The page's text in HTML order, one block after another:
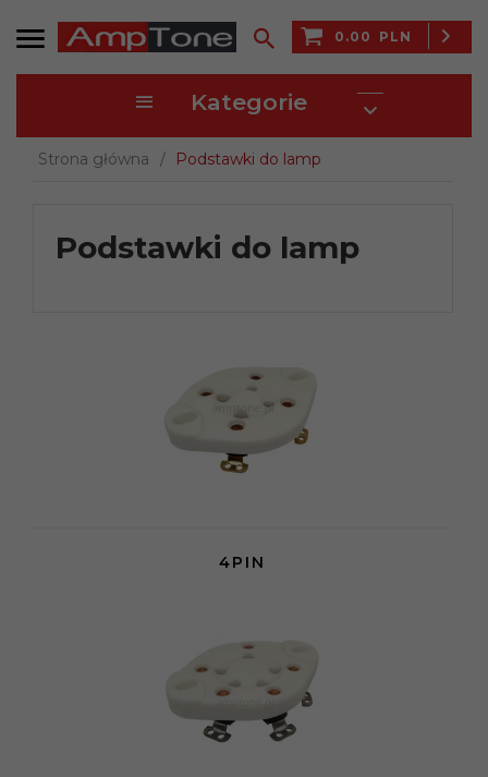
0.00 PLN
Kategorie
Strona główna Podstawki do lamp
Podstawki do lamp
4PIN